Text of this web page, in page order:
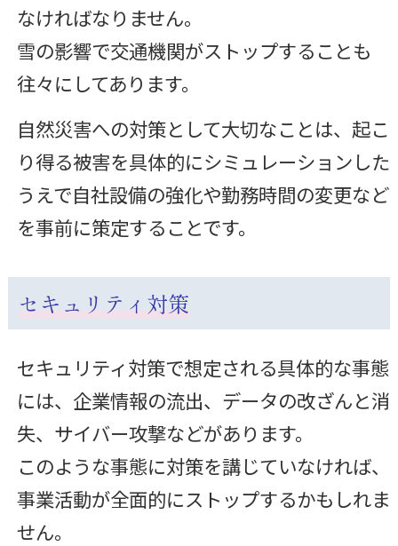
なければなりません。
雪の影響で交通機関がストップすることも
往々にしてあります。
自然災害への対策として大切なことは、起こ
り得る被害を具体的にシミュレーションした
うえで自社設備の強化や勤務時間の変更など
を事前に策定することです。
セキュリティ対策
セキュリティ対策で想定される具体的な事態
には、企業情報の流出、データの改ざんと消
失、サイバー攻撃などがあります。
このような事態に対策を講じていなければ、
事業活動が全面的にストップするかもしれま
せん。